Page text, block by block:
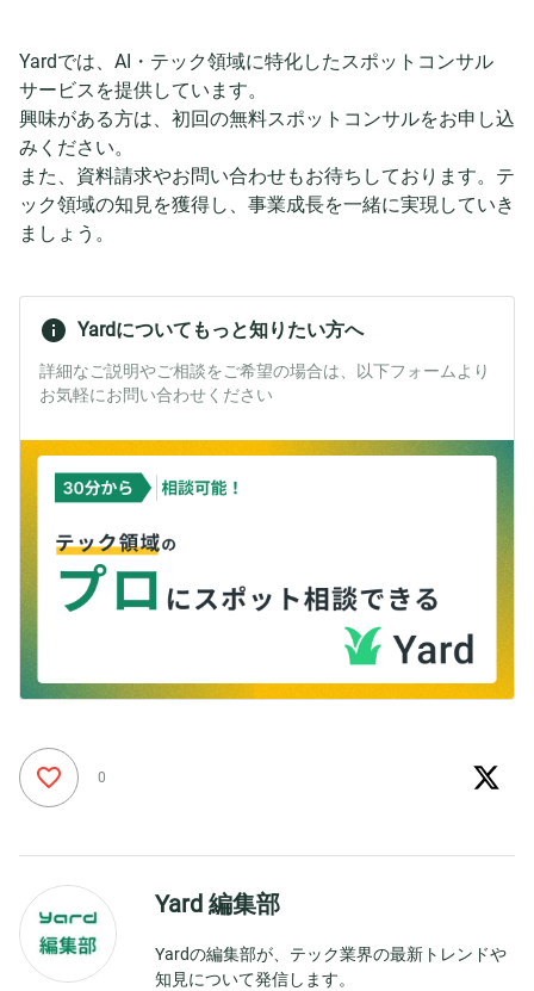
Yardでは、AI・テック領域に特化したスポットコンサル
サービスを提供しています。
興味がある方は、初回の無料スポットコンサルをお申し込
みください。
また、資料請求やお問い合わせもお待ちしております。テ
ック領域の知見を獲得し、事業成長を一緒に実現していき
ましょう。
Yardについてもっと知りたい方へ
詳細なご説明やご相談をご希望の場合は、以下フォームより
お気軽にお問い合わせください
0
Yard 編集部
Yardの編集部が、テック業界の最新トレンドや
知見について発信します。